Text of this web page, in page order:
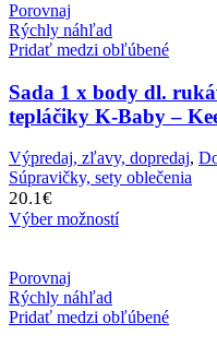
Porovnaj
Rýchly náhľad
Pridať medzi obľúbené
Sada 1 x body dl.
tepláčiky K-Baby –
Výpredaj, zľavy, dopredaj,
Súpravičky, sety oblečenia
20.1€
Výber možností
Porovnaj
Rýchly náhľad
Pridať medzi obľúbené